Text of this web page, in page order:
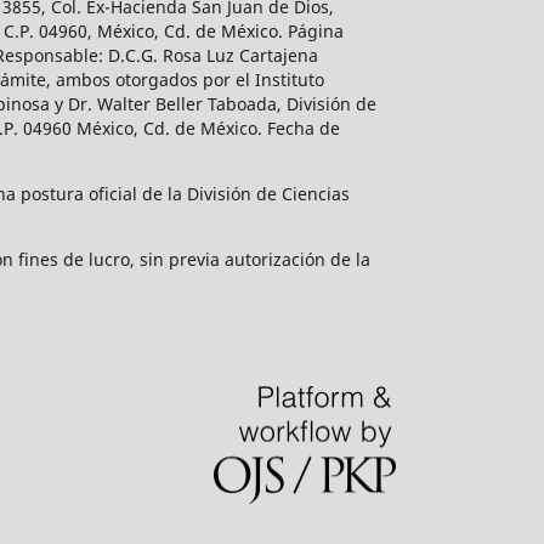
Col. Ex-Hacienda San Juan de Dios,
04960, México, Cd. de México. Página
D.C.G. Rosa Luz Cartajena
ambos otorgados por el Instituto
y Dr. Walter Beller Taboada, División de
04960 México, Cd. de México. Fecha de
postura oficial de la División de Ciencias
fines de lucro, sin previa autorización de la